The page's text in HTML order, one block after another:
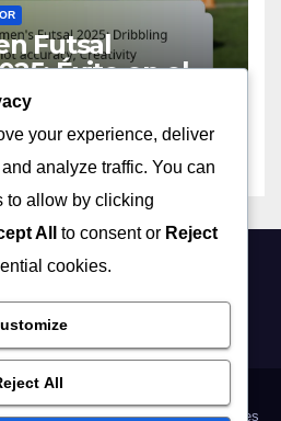
Futsal
Éxito en el
en el tiro,
VALDEZ
Tu privacidadTérminos y condiciones
your experience, deliver
analyze traffic. You can
to allow by clicking
All to consent or Reject
cookies.
All